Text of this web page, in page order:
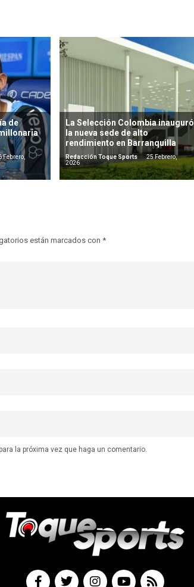
de
Febrero,
La Selección Colombia inauguró
la nueva sede de alto
rendimiento en Barranquilla
Redacción Toque Sports
25 Febrero,
2026
están marcados con *
la próxima vez que haga un comentario.